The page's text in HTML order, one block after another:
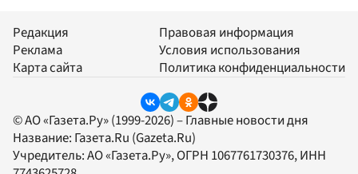
Редакция
Реклама
Карта сайта
Правовая информация
Условия использования
Политика конфиденциальности
© АО «Газета.Ру» (1999-2026) – Главные новости дня
Название: Газета.Ru (Gazeta.Ru)
Учредитель:АО «Газета.Ру», ОГРН 1067761730376, ИНН